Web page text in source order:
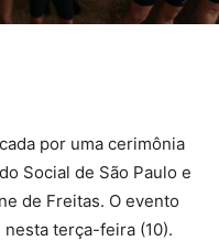
por uma cerimônia
Social de São Paulo e
de Freitas. O evento
terça-feira (10).